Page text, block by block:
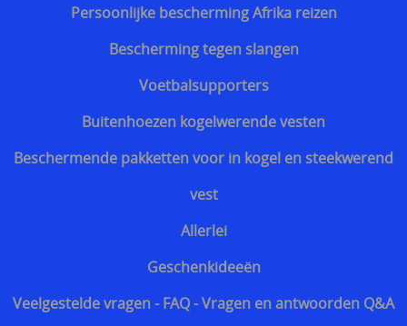
Persoonlijke bescherming Afrika reizen
Bescherming tegen slangen
Voetbalsupporters
Buitenhoezen kogelwerende vesten
Beschermende pakketten voor in kogel en steekwerend
vest
Allerlei
Geschenkideeën
Veelgestelde vragen - FAQ - Vragen en antwoorden Q&A